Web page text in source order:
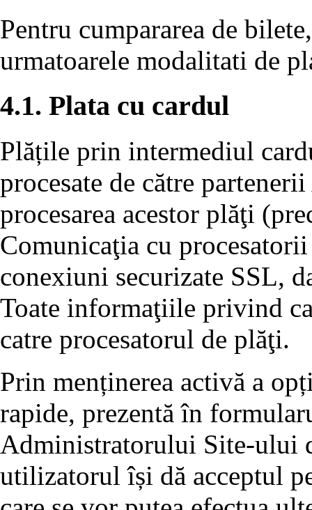
Pentru cumpararea de
urmatoarele modalitati de
4.1. Plata cu cardul
Plățile prin intermediul
procesate de către
procesarea acestor plăţi
Comunicaţia cu
conexiuni securizate SSL,
Toate informaţiile privind
catre procesatorul de plăţi.
Prin menținerea activă a
rapide, prezentă în
Administratorului Site-ului
utilizatorul își dă acceptul